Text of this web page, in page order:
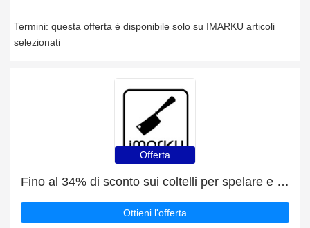
Termini: questa offerta è disponibile solo su IMARKU articoli
selezionati
Offerta
Fino al 34% di sconto sui coltelli per spelare e pelare | migliore offerta
Ottieni l'offerta